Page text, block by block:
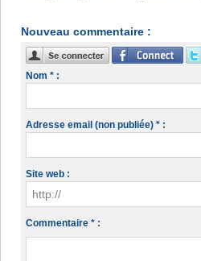
Nouveau commentaire :
Nom * :
Adresse email (non publiée) * :
Site web :
Commentaire * :